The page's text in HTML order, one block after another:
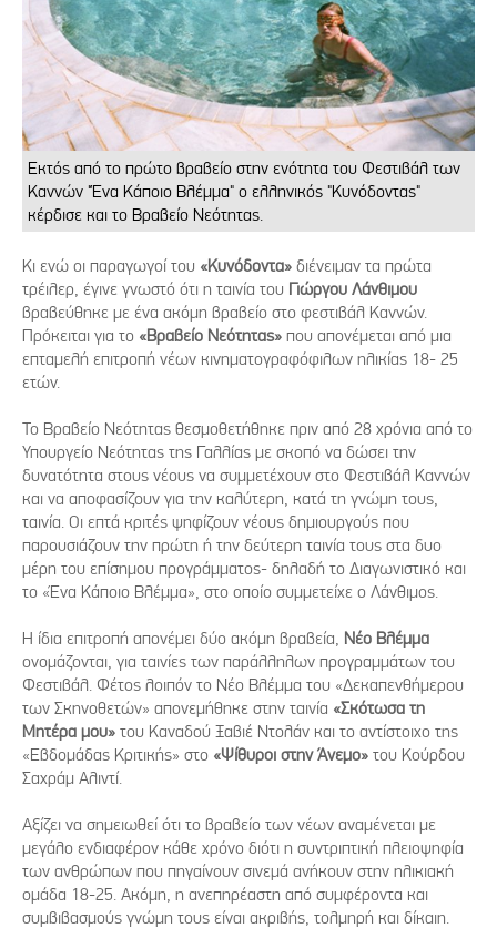
Εκτός από το πρώτο βραβείο στην ενότητα του Φεστιβάλ των
Καννών "Ένα Κάποιο Βλέμμα" ο ελληνικός "Κυνόδοντας"
κέρδισε και το Βραβείο Νεότητας.
Κι ενώ οι παραγωγοί του «Κυνόδοντα» διένειμαν τα πρώτα
τρέιλερ, έγινε γνωστό ότι η ταινία του Γιώργου Λάνθιμου
βραβεύθηκε με ένα ακόμη βραβείο στο φεστιβάλ Καννών.
Πρόκειται για το «Βραβείο Νεότητας» που απονέμεται από μια
επταμελή επιτροπή νέων κινηματογραφόφιλων ηλικίας 18- 25
ετών.
Το Βραβείο Νεότητας θεσμοθετήθηκε πριν από 28 χρόνια από το
Υπουργείο Νεότητας της Γαλλίας με σκοπό να δώσει την
δυνατότητα στους νέους να συμμετέχουν στο Φεστιβάλ Καννών
και να αποφασίζουν για την καλύτερη, κατά τη γνώμη τους,
ταινία. Οι επτά κριτές ψηφίζουν νέους δημιουργούς που
παρουσιάζουν την πρώτη ή την δεύτερη ταινία τους στα δυο
μέρη του επίσημου προγράμματος- δηλαδή το Διαγωνιστικό και
το «Ένα Κάποιο Βλέμμα», στο οποίο συμμετείχε ο Λάνθιμος.
Η ίδια επιτροπή απονέμει δύο ακόμη βραβεία, Νέο Βλέμμα
ονομάζονται, για ταινίες των παράλληλων προγραμμάτων του
Φεστιβάλ. Φέτος λοιπόν το Νέο Βλέμμα του «Δεκαπενθήμερου
των Σκηνοθετών» απονεμήθηκε στην ταινία «Σκότωσα τη
Μητέρα μου» του Καναδού Ξαβιέ Ντολάν και το αντίστοιχο της
«Εβδομάδας Κριτικής» στο «Ψίθυροι στην Άνεμο» του Κούρδου
Σαχράμ Αλιντί.
Αξίζει να σημειωθεί ότι το βραβείο των νέων αναμένεται με
μεγάλο ενδιαφέρον κάθε χρόνο διότι η συντριπτική πλειοψηφία
των ανθρώπων που πηγαίνουν σινεμά ανήκουν στην ηλικιακή
ομάδα 18-25. Ακόμη, η ανεπηρέαστη από συμφέροντα και
συμβιβασμούς γνώμη τους είναι ακριβής, τολμηρή και δίκαιη.